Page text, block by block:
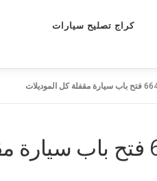
كراج تصليح سيارات
فتح باب سيارات العقيلة 66400366